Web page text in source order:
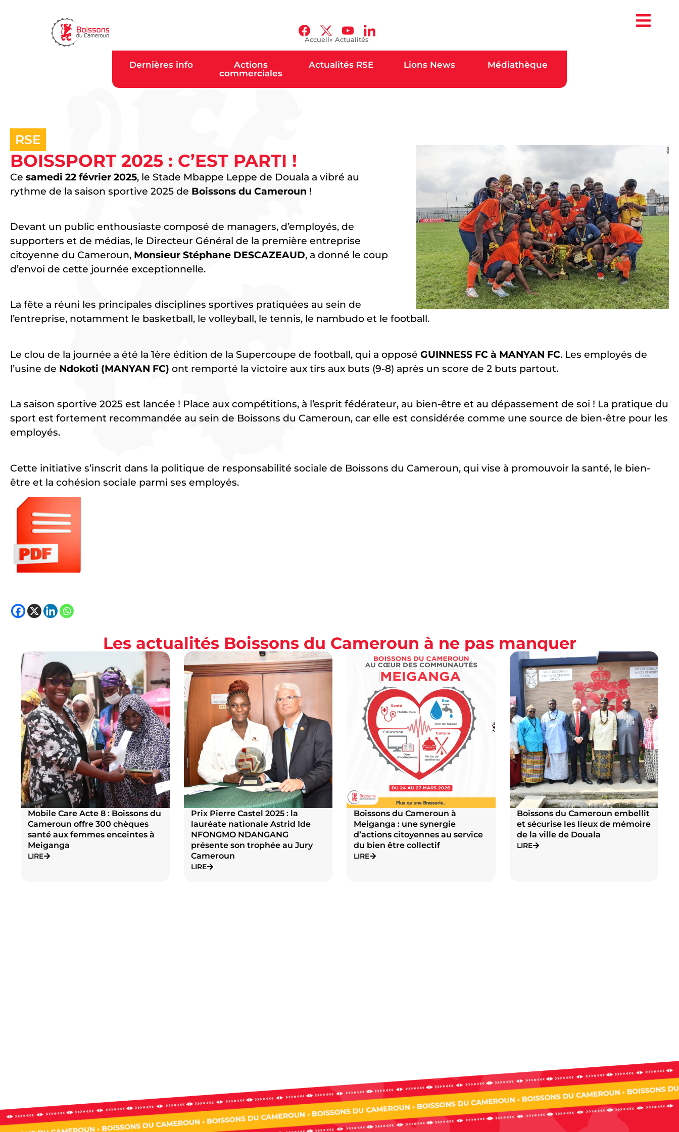
Accueil» Actualités
Dernières info
Actions
commerciales
Actualités RSE Lions News Médiathèque
RSE
BOISSPORT 2025 : C’EST PARTI !
Ce samedi 22 février 2025, le Stade Mbappe Leppe de Douala a vibré au
rythme de la saison sportive 2025 de Boissons du Cameroun !
Devant un public enthousiaste composé de managers, d’employés, de
supporters et de médias, le Directeur Général de la première entreprise
citoyenne du Cameroun, Monsieur Stéphane DESCAZEAUD, a donné le coup
d’envoi de cette journée exceptionnelle.
La fête a réuni les principales disciplines sportives pratiquées au sein de
l’entreprise, notamment le basketball, le volleyball, le tennis, le nambudo et le football.
Le clou de la journée a été la 1ère édition de la Supercoupe de football, qui a opposé GUINNESS FC à MANYAN FC. Les employés de
l’usine de Ndokoti (MANYAN FC) ont remporté la victoire aux tirs aux buts (9-8) après un score de 2 buts partout.
La saison sportive 2025 est lancée ! Place aux compétitions, à l’esprit fédérateur, au bien-être et au dépassement de soi ! La pratique du
sport est fortement recommandée au sein de Boissons du Cameroun, car elle est considérée comme une source de bien-être pour les
employés.
Cette initiative s’inscrit dans la politique de responsabilité sociale de Boissons du Cameroun, qui vise à promouvoir la santé, le bien-
être et la cohésion sociale parmi ses employés.
Les actualités Boissons du Cameroun à ne pas manquer
Mobile Care Acte 8 : Boissons du
Cameroun offre 300 chèques
santé aux femmes enceintes à
Meiganga
LIRE
Prix Pierre Castel 2025 : la
lauréate nationale Astrid Ide
NFONGMO NDANGANG
présente son trophée au Jury
Cameroun
LIRE
Boissons du Cameroun à
Meiganga : une synergie
d’actions citoyennes au service
du bien être collectif
LIRE
Boissons du Cameroun embellit
et sécurise les lieux de mémoire
de la ville de Douala
LIRE